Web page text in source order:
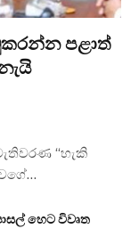
පළාත්
“හැකි
හෙට විවෘත